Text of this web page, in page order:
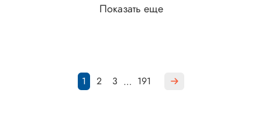
Показать еще
1 2 3 … 191